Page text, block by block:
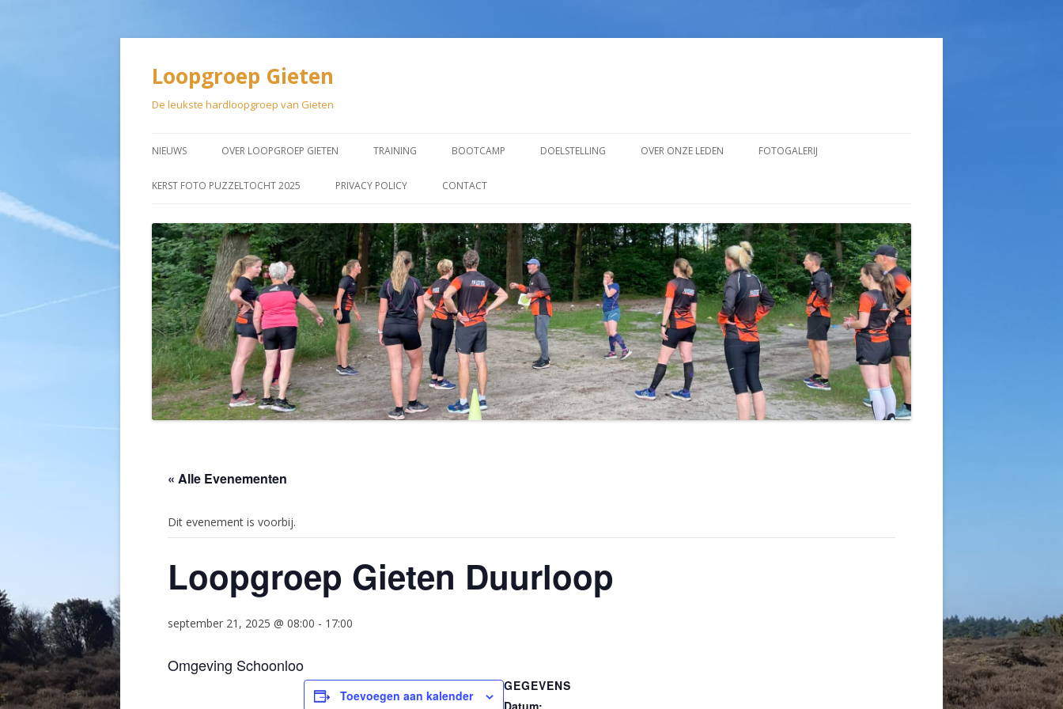
Loopgroep Gieten
De leukste hardloopgroep van Gieten
naar
NIEUWS OVER LOOPGROEP GIETEN
LIDMAATSCHAP
TRAINING
TRAINING VOOR BEGINNERS
BOOTCAMP DOELSTELLING OVER ONZE LEDEN FOTOGALERIJ
KERST FOTO PUZZELTOCHT 2025 PRIVACY POLICY CONTACT
« Alle Evenementen
Dit evenement is voorbij.
Loopgroep Gieten Duurloop
september 21, 2025 @ 08:00 - 17:00
Omgeving Schoonloo
Toevoegen aan kalender
GEGEVENS